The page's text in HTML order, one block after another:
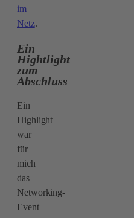
im
Netz.
Ein
Hightlight
zum
Abschluss
Ein
Highlight
war
für
mich
das
Networking-
Event